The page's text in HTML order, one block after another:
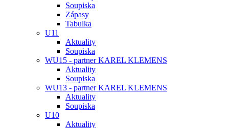
Soupiska
Zápasy
Tabulka
U11
Aktuality
Soupiska
WU15 - partner KAREL KLEMENS
Aktuality
Soupiska
WU13 - partner KAREL KLEMENS
Aktuality
Soupiska
U10
Aktuality